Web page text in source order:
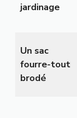
jardinage
Un sac
fourre-tout
brodé